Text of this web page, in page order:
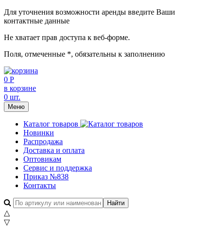
Для уточнения возможности аренды введите Ваши
контактные данные
Не хватает прав доступа к веб-форме.
Поля, отмеченные *, обязательны к заполнению
0 Р
в корзине
0 шт.
Меню
Каталог товаров
Новинки
Распродажа
Доставка и оплата
Оптовикам
Сервис и поддержка
Приказ №838
Контакты
△
▽